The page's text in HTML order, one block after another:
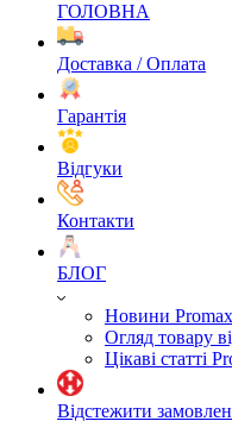
ГОЛОВНА
Доставка / Оплата
Гарантія
Відгуки
Контакти
БЛОГ
Новини
Огляд товару
Цікаві статті
Відстежити